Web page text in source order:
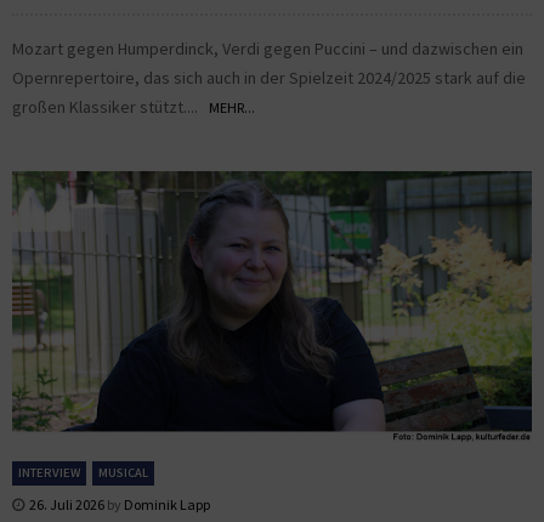
Mozart gegen Humperdinck, Verdi gegen Puccini – und dazwischen ein
Opernrepertoire, das sich auch in der Spielzeit 2024/2025 stark auf die
großen Klassiker stützt....
MEHR...
INTERVIEW MUSICAL
26. Juli 2026 by Dominik Lapp